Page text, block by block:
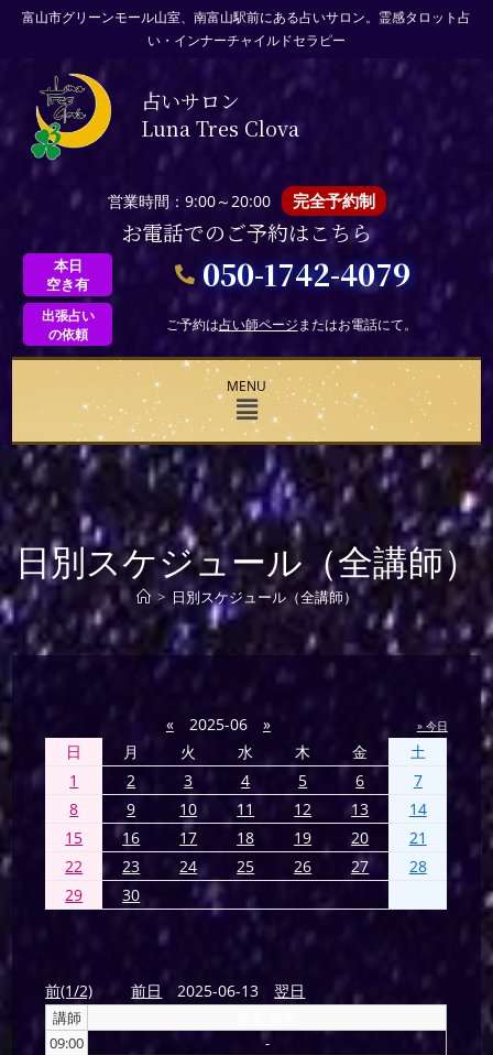
富山市グリーンモール山室、南富山駅前にある占いサロン。霊感タロット占
い・インナーチャイルドセラピー
占いサロン
Luna Tres Clova
営業時間：9:00～20:00 完全予約制
お電話でのご予約はこちら
本日
空き有
050-1742-4079
出張占い
の依頼
ご予約は占い師ページまたはお電話にて。
MENU
日別スケジュール（全講師）
> 日別スケジュール（全講師）
« 2025-06 » » 今日
日 月 火 水 木 金
土
1
2 3 4 5 6
7
8
9 10 11 12 13
14
15
16 17 18 19 20
21
22
23 24 25 26 27
28
29
30
前(1/2) 前日 2025-06-13 翌日
講師
09:00
-